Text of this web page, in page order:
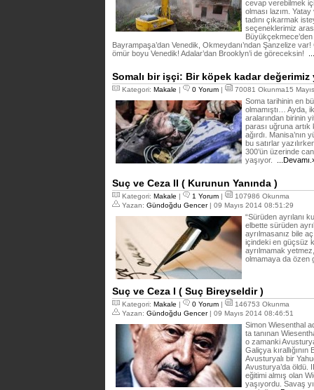
cevap verebilmek
olması lazım.
tadını çıkarmak
seçeneklerimiz
Bayrampaşa’dan Venedik, Okmeydanı’ndan Şanzelize
ömür boyu Venedik! Adalar’dan Brooklyn’i de göreceksin!
Somalı bir işçi: Bir köpek kadar değerimiz
Kategori: Makale | 0 Yorum | 70081 Okunma15
Soma tarihinin en
olmamıştı… Ayda,
aralarından birinin
parası uğruna artık
ağırdı. Manisa’nın
bu satırlar
300’ün üzerinde
yaşıyor.
Suç ve Ceza II ( Kurunun Yanında )
Kategori: Makale | 1 Yorum |
107986 Okunma
Yazan: Gündoğdu Gencer| 09 Mayıs 2014 08:51:29
“Sürüden ayrılanı
elbette sürüden
ayrılmasanız bile
içindeki en güçsüz
ayrılmamak
olmamaya da özen
Suç ve Ceza I ( Suç Bireyseldir )
Kategori: Makale | 0 Yorum |
146753 Okunma
Yazan: Gündoğdu Gencer| 09 Mayıs 2014 08:46:51
Simon Wiesenthal
ta tanınan
o zamanki
Galiçya
Avusturyalı bir
Avusturya’da öldü.
eğitimi almış olan
yaşıyordu. Savaş